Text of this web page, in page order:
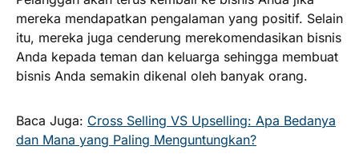
mereka mendapatkan pengalaman yang positif. Selain
itu, mereka juga cenderung merekomendasikan bisnis
Anda kepada teman dan keluarga sehingga membuat
bisnis Anda semakin dikenal oleh banyak orang.
Baca Juga: Cross Selling VS Upselling: Apa Bedanya
dan Mana yang Paling Menguntungkan?